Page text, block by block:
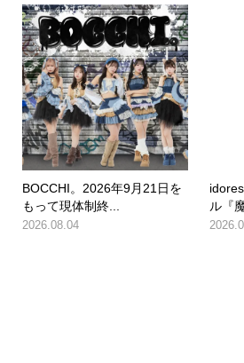
BOCCHI。2026年9月21日を
もって現体制終...
2026.08.04
ル『